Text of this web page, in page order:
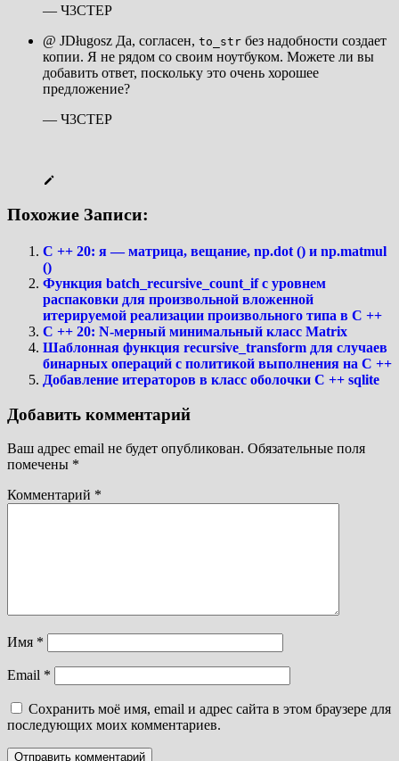
— Ч3СТЕР
@ JDługosz Да, согласен, to_str без надобности создает
копии. Я не рядом со своим ноутбуком. Можете ли вы
добавить ответ, поскольку это очень хорошее
предложение?
— Ч3СТЕР
Похожие Записи:
C ++ 20: я — матрица, вещание, np.dot () и np.matmul
()
Функция batch_recursive_count_if с уровнем
распаковки для произвольной вложенной
итерируемой реализации произвольного типа в C ++
C ++ 20: N-мерный минимальный класс Matrix
Шаблонная функция recursive_transform для случаев
бинарных операций с политикой выполнения на C ++
Добавление итераторов в класс оболочки C ++ sqlite
Добавить комментарий
Ваш адрес email не будет опубликован. Обязательные поля
помечены *
Комментарий *
Имя *
Email *
Сохранить моё имя, email и адрес сайта в этом браузере для
последующих моих комментариев.